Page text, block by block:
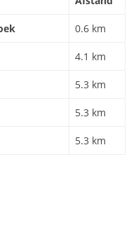
0.6 km
4.1 km
5.3 km
5.3 km
5.3 km